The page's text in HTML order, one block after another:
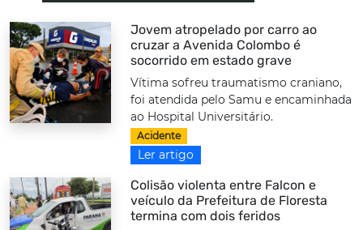
Jovem atropelado por carro ao
cruzar a Avenida Colombo é
socorrido em estado grave
Vítima sofreu traumatismo craniano,
foi atendida pelo Samu e encaminhada
ao Hospital Universitário.
Acidente
Ler artigo
Colisão violenta entre Falcon e
veículo da Prefeitura de Floresta
termina com dois feridos